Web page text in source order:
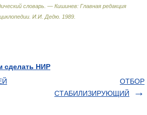
словарь. — Кишинев: Главная редакция
И.И. Дедю 1989
сделать НИР
ОТБОР
СТАБИЛИЗИРУЮЩИЙ